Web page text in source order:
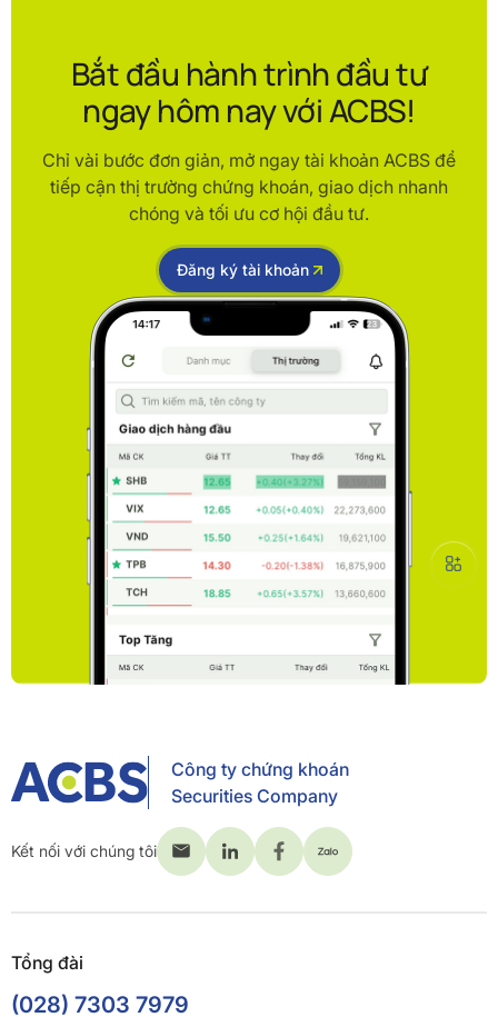
Bắt đầu hành trình đầu tư
ngay hôm nay với ACBS!
Chỉ vài bước đơn giản, mở ngay tài khoản ACBS để
tiếp cận thị trường chứng khoán, giao dịch nhanh
chóng và tối ưu cơ hội đầu tư.
Đăng ký tài khoản
Công ty chứng khoán
Securities Company
Kết nối với chúng tôi
Tổng đài
(028) 7303 7979